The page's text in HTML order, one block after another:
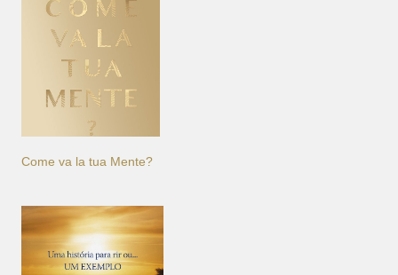
Come va la tua Mente?